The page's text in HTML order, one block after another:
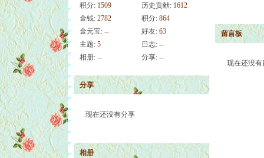
积分: 1509 历史贡献: 1612
金钱: 2782 积分: 864
金元宝: -- 好友: 63
主题: 5 日志: --
相册: -- 分享: --
分享
现在还没有分享
相册
留言板
现在还没有